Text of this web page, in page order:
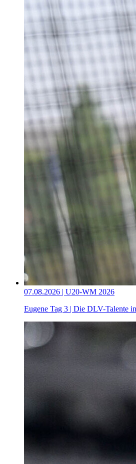
07.08.2026 | U20-WM 2026
Eugene Tag 3 | Die DLV-Talente